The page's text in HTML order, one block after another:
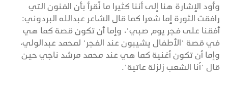
وأود الإشارة هنا إلى أننا كثيرا ما نُقرأ بأن الفنون التي
رافقت الثورة إما شعرا كما قال الشاعر عبدالله البردوني:
أفقنا على فجر يوم صبي"، وإما أن تكون قصة كما هي
في قصة "الأطفال يشيبون عند الفجر" لمحمد عبدالولي،
وإما أن تكون أغنية كما هي عند محمد مرشد ناجي حين
قال "أنا الشعب زلزلة عاتية".